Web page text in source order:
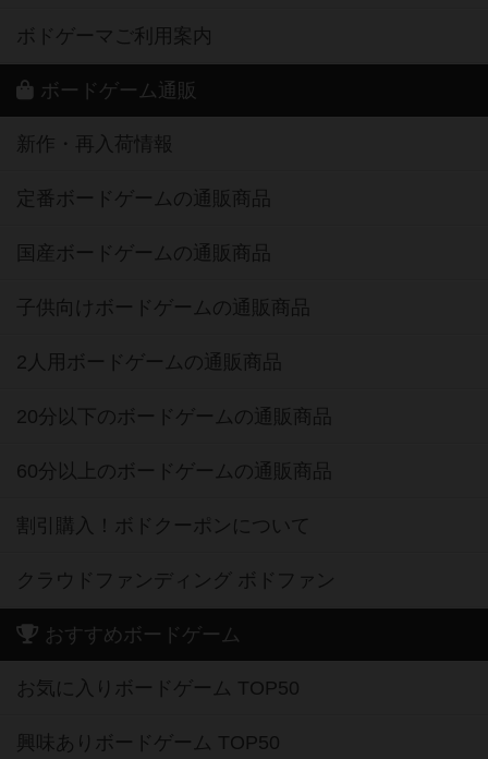
ボドゲーマご利用案内
ボードゲーム通販
新作・再入荷情報
定番ボードゲームの通販商品
国産ボードゲームの通販商品
子供向けボードゲームの通販商品
2人用ボードゲームの通販商品
20分以下のボードゲームの通販商品
60分以上のボードゲームの通販商品
割引購入！ボドクーポンについて
クラウドファンディング ボドファン
おすすめボードゲーム
お気に入りボードゲーム TOP50
興味ありボードゲーム TOP50